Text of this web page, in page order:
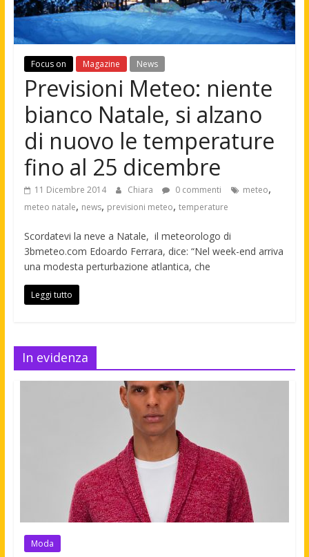
Focus on Magazine News
Previsioni Meteo: niente
bianco Natale, si alzano
di nuovo le temperature
fino al 25 dicembre
11 Dicembre 2014 Chiara 0 commenti meteo,
meteo natale, news, previsioni meteo, temperature
Scordatevi la neve a Natale, il meteorologo di
3bmeteo.com Edoardo Ferrara, dice: “Nel week-end arriva
una modesta perturbazione atlantica, che
Leggi tutto
In evidenza
Moda